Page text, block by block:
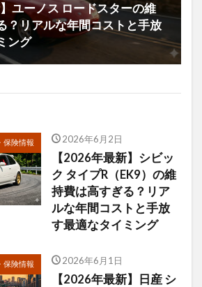
ユーノス ロードスターの維
？リアルな年間コストと手放
ング
保険情報 2026年6月2日
【2026年最新】シビッ
ク タイプR（EK9）の維
持費は高すぎる？リア
ルな年間コストと手放
す最適なタイミング
保険情報 2026年6月1日
【2026年最新】日産 シ